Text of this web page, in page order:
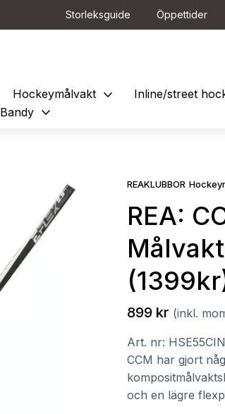
Storleksguide Öppettider
Hockeymålvakt expand_more Inline/street
Bandy expand_more
REAKLUBBOR
REA:
899 kr (inkl.
Art. nr:
CCM har gjort
och en lägre